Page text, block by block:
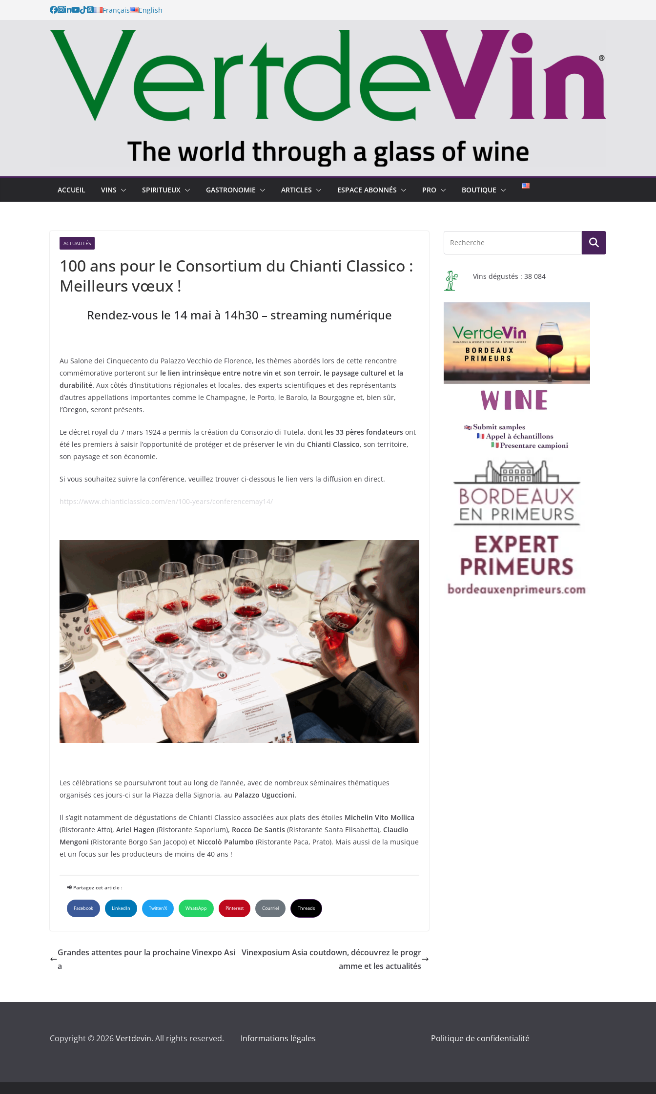
Français English
ACCUEIL VINS SPIRITUEUX GASTRONOMIE ARTICLES ESPACE ABONNÉS PRO BOUTIQUE
ACTUALITÉS
100 ans pour le Consortium du Chianti Classico :
Meilleurs vœux !
Rendez-vous le 14 mai à 14h30 – streaming numérique
Au Salone dei Cinquecento du Palazzo Vecchio de Florence, les thèmes abordés lors de cette rencontre
commémorative porteront sur le lien intrinsèque entre notre vin et son terroir, le paysage culturel et la
durabilité. Aux côtés d’institutions régionales et locales, des experts scientifiques et des représentants
d’autres appellations importantes comme le Champagne, le Porto, le Barolo, la Bourgogne et, bien sûr,
l’Oregon, seront présents.
Le décret royal du 7 mars 1924 a permis la création du Consorzio di Tutela, dont les 33 pères fondateurs ont
été les premiers à saisir l’opportunité de protéger et de préserver le vin du Chianti Classico, son territoire,
son paysage et son économie.
Si vous souhaitez suivre la conférence, veuillez trouver ci-dessous le lien vers la diffusion en direct.
https://www.chianticlassico.com/en/100-years/conferencemay14/
Les célébrations se poursuivront tout au long de l’année, avec de nombreux séminaires thématiques
organisés ces jours-ci sur la Piazza della Signoria, au Palazzo Uguccioni.
Il s’agit notamment de dégustations de Chianti Classico associées aux plats des étoiles Michelin Vito Mollica
(Ristorante Atto), Ariel Hagen (Ristorante Saporium), Rocco De Santis (Ristorante Santa Elisabetta), Claudio
Mengoni (Ristorante Borgo San Jacopo) et Niccolò Palumbo (Ristorante Paca, Prato). Mais aussi de la musique
et un focus sur les producteurs de moins de 40 ans !
📢 Partagez cet article :
Facebook LinkedIn Twitter/X WhatsApp Pinterest Courriel Threads
Grandes attentes pour la prochaine Vinexpo Asi
a
Vinexposium Asia coutdown, découvrez le progr
amme et les actualités
Vins dégustés : 38 084
Copyright © 2026Vertdevin. All rights reserved. Informations légales Politique de confidentialité